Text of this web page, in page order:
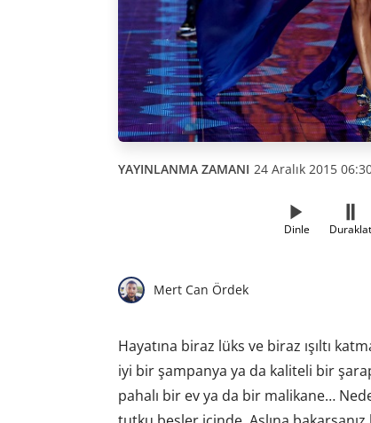
YAYINLANMA ZAMANI 24 Aralık 2015
Dinle Duraklat
Mert Can Ördek
Hayatına biraz lüks ve biraz ışıltı
iyi bir şampanya ya da kaliteli bir
pahalı bir ev ya da bir malikane…